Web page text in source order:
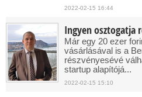
2022-02-15 16:44
Ingyen osztogatja
Már egy 20 ezer
vásárlásával is a
részvényesévé
startup alapítójá...
2022-02-15 15:10